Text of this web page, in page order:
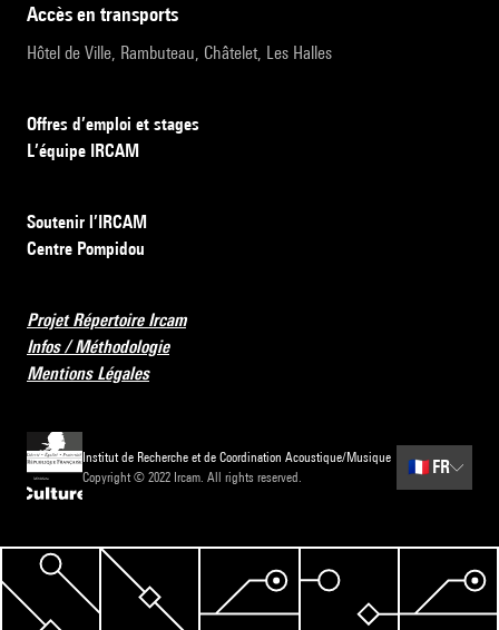
accès en transports
Hôtel de Ville, Rambuteau, Châtelet, Les Halles
Offres d’emploi et stages
L’équipe IRCAM
Soutenir l’IRCAM
Centre Pompidou
Projet Répertoire Ircam
Infos / Méthodologie
Mentions Légales
Institut de Recherche et de Coordination Acoustique/Musique
Copyright © 2022 Ircam. All rights reserved.
🇫🇷 FR